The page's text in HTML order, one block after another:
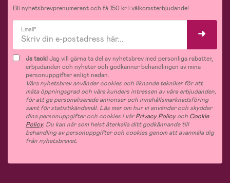
Bli nyhetsbrevprenumerant och få 150 kr i välkomsterbjudande!
Email*
Ja tack!Jag vill gärna ta del av nyhetsbrev med personliga rabatter,
erbjudanden och nyheter och godkänner behandlingen av mina
personuppgifter enligt nedan.
Våra nyhetsbrev använder cookies och liknande tekniker för att
mäta öppningsgrad och våra kunders intressen av våra erbjudanden,
för att ge personaliserade annonser och innehållsmarknadsföring
samt för statistikändamål. Läs mer om hur vi använder och skyddar
dina personuppgifter och cookies i vårPrivacy Policyoch Cookie
Policy. Du kan när som helst återkalla ditt godkännande till
behandling av personuppgifter och cookies genom att avanmäla dig
från nyhetsbrevet.